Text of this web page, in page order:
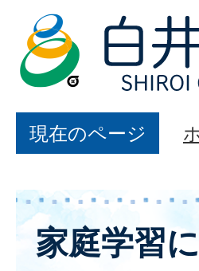
現在のページ
家庭学習